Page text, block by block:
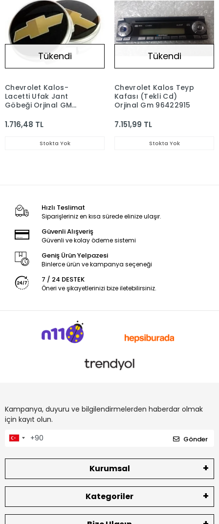
Tükendi
Chevrolet Kalos-
Lacetti Ufak Jant
Göbeği Orjinal GM
1.716,48 TL
Stokta Yok
Tükendi
Chevrolet Kalos Teyp
Kafası (Tekli Cd)
Orjinal Gm 96422915
7.151,99 TL
Stokta Yok
Hızlı Teslimat
Siparişleriniz en kısa sürede elinize ulaşır.
Güvenli Alışveriş
Güvenli ve kolay ödeme sistemi
Geniş Ürün Yelpazesi
Binlerce ürün ve kampanya seçeneği
7 / 24 DESTEK
Öneri ve şikayetlerinizi bize iletebilirsiniz.
Kampanya, duyuru ve bilgilendirmelerden haberdar olmak
için kayıt olun.
Gönder
Kurumsal
Kategoriler